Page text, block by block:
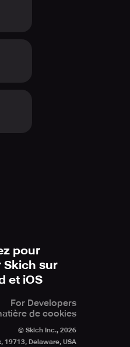
pour
Skich sur
et iOS
For Developers
de cookies
© Skich Inc., 2026
19713, Delaware, USA